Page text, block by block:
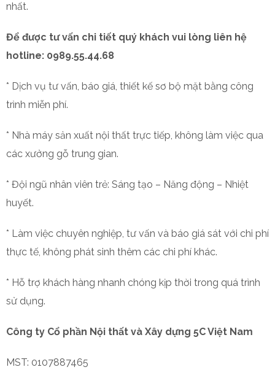
nhất.
Để được tư vấn chi tiết quý khách vui lòng liên hệ
hotline: 0989.55.44.68
* Dịch vụ tư vấn, báo giá, thiết kế sơ bộ mặt bằng công
trình miễn phí.
* Nhà máy sản xuất nội thất trực tiếp, không làm việc qua
các xưởng gỗ trung gian.
* Đội ngũ nhân viên trẻ: Sáng tạo – Năng động – Nhiệt
huyết.
* Làm việc chuyên nghiệp, tư vấn và báo giá sát với chi phí
thực tế, không phát sinh thêm các chi phí khác.
* Hỗ trợ khách hàng nhanh chóng kịp thời trong quá trình
sử dụng.
Công ty Cổ phần Nội thất và Xây dựng 5C Việt Nam
MST: 0107887465